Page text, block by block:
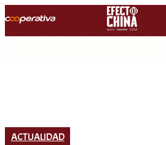
ACTUALIDAD